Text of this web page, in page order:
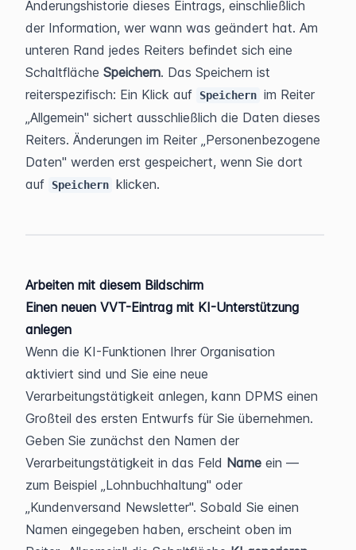
Änderungshistorie dieses Eintrags, einschließlich
der Information, wer wann was geändert hat. Am
unteren Rand jedes Reiters befindet sich eine
Schaltfläche Speichern. Das Speichern ist
reiterspezifisch: Ein Klick auf
Speichern im Reiter
„Allgemein" sichert ausschließlich die Daten dieses
Reiters. Änderungen im Reiter „Personenbezogene
Daten" werden erst gespeichert, wenn Sie dort
auf
Speichern klicken.
Arbeiten mit diesem Bildschirm
Einen neuen VVT-Eintrag mit KI-Unterstützung
anlegen
Wenn die KI-Funktionen Ihrer Organisation
aktiviert sind und Sie eine neue
Verarbeitungstätigkeit anlegen, kann DPMS einen
Großteil des ersten Entwurfs für Sie übernehmen.
Geben Sie zunächst den Namen der
Verarbeitungstätigkeit in das Feld Name ein —
zum Beispiel „Lohnbuchhaltung" oder
„Kundenversand Newsletter". Sobald Sie einen
Namen eingegeben haben, erscheint oben im